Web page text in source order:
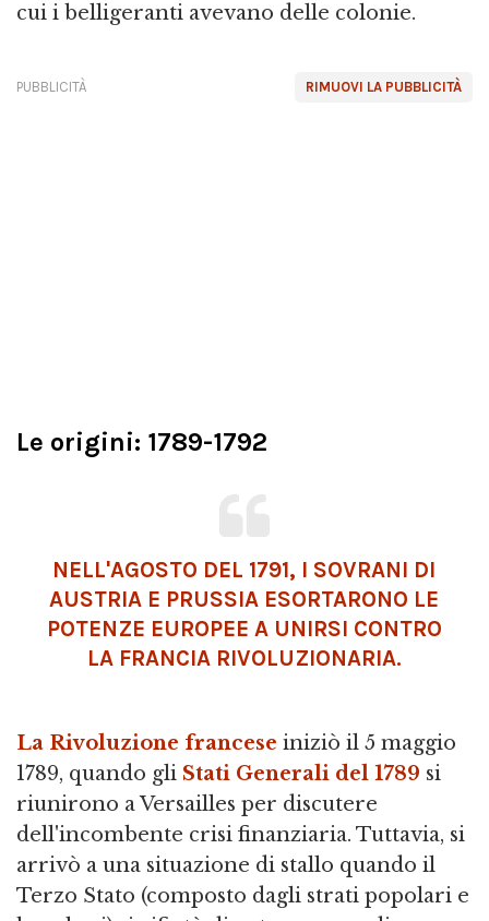
cui i belligeranti avevano delle colonie.
RIMUOVI LA PUBBLICITÀ
PUBBLICITÀ
Le origini: 1789-1792
NELL'AGOSTO DEL 1791, I SOVRANI DI
AUSTRIA E PRUSSIA ESORTARONO LE
POTENZE EUROPEE A UNIRSI CONTRO
LA FRANCIA RIVOLUZIONARIA.
La Rivoluzione francese iniziò il 5 maggio
1789, quando gli Stati Generali del 1789 si
riunirono a Versailles per discutere
dell'incombente crisi finanziaria. Tuttavia, si
arrivò a una situazione di stallo quando il
Terzo Stato (composto dagli strati popolari e